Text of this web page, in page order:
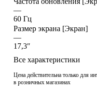
—
60 Гц
Размер экрана [Экран]
—
17,3″
Все характеристики
Цена действительна только для
в розничных магазинах